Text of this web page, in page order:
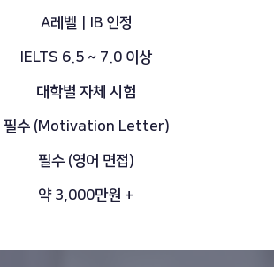
A레벨｜IB 인정
IELTS 6.5 ~ 7.0 이상
대학별 자체 시험
필수 (Motivation Letter)
필수 (영어 면접)
약 3,000만원 +